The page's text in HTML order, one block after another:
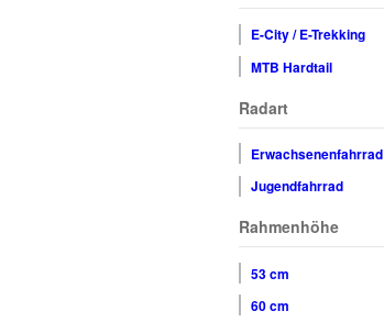
E-City / E-Trekking
MTB Hardtail
Radart
Erwachsenenfahrrad
Jugendfahrrad
Rahmenhöhe
53 cm
60 cm